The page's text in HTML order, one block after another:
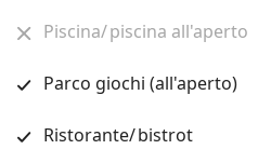
Piscina/ piscina all'aperto
Parco giochi (all'aperto)
Ristorante/ bistrot